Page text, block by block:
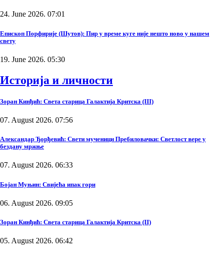
24. June 2026. 07:01
Епископ Порфирије (Шутов): Пир у време куге није нешто ново у нашем
свету
19. June 2026. 05:30
Историја и личности
Зоран Кинђић: Света старица Галактија Критска (III)
07. August 2026. 07:56
Александар Ђорђевић: Свети мученици Пребиловачки: Светлост вере у
бездану мржње
07. August 2026. 06:33
Бојан Муњин: Свијећа ипак гори
06. August 2026. 09:05
Зоран Кинђић: Света старица Галактија Критска (II)
05. August 2026. 06:42